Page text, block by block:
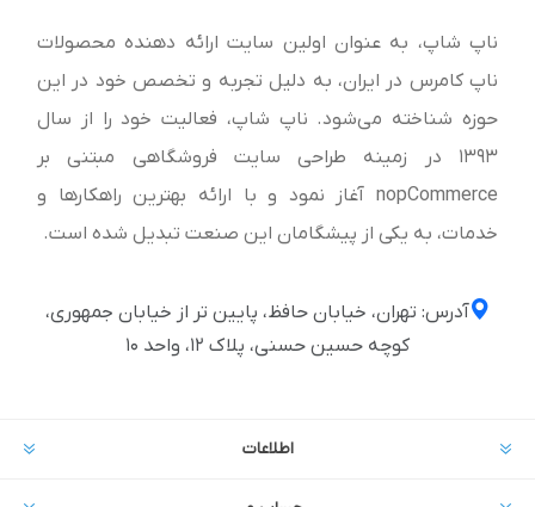
ناپ شاپ، به عنوان اولین سایت ارائه‌ دهنده محصولات
ناپ کامرس در ایران، به دلیل تجربه و تخصص خود در این
حوزه شناخته می‌شود. ناپ شاپ، فعالیت خود را از سال
1393 در زمینه طراحی سایت فروشگاهی مبتنی بر
nopCommerce آغاز نمود و با ارائه بهترین راهکارها و
خدمات، به یکی از پیشگامان این صنعت تبدیل شده است.
آدرس: تهران، خیابان حافظ، پایین تر از خیابان جمهوری،
کوچه حسین حسنی، پلاک ۱۲، واحد ۱۰
اطلاعات